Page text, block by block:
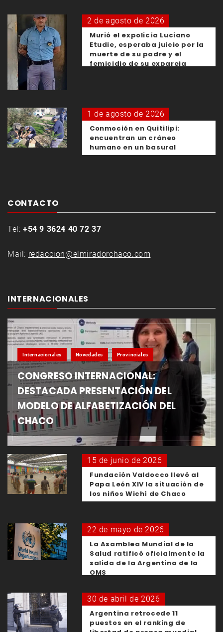
2 de agosto de 2026
Murió el expolicía Luciano
Etudie, esperaba juicio por la
muerte de su padre y el
femicidio de su expareja
1 de agosto de 2026
Conmoción en Quitilipi:
encuentran un cráneo
humano en un basural
CONTACTO
Tel: +54 9 3624 40 72 37
Mail: redaccion@elmiradorchaco.com
INTERNACIONALES
Internacionales Novedades Provinciales
CONGRESO INTERNACIONAL:
DESTACADA PRESENTACIÓN DEL
MODELO DE ALFABETIZACIÓN DEL
CHACO
15 de junio de 2026
Fundación Valdocco llevó al
Papa León XIV la situación de
los niños Wichí de Chaco
22 de mayo de 2026
La Asamblea Mundial de la
Salud ratificó oficialmente la
salida de la Argentina de la
OMS
30 de abril de 2026
Argentina retrocede 11
puestos en el ranking de